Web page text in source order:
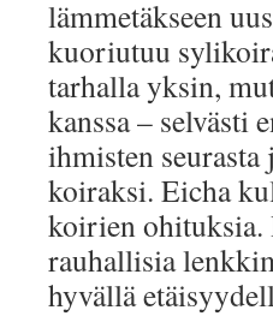
lämmetäkseen
kuoriutuu
tarhalla yksin,
kanssa – selvästi
ihmisten
koiraksi. Eicha
koirien ohituksia.
rauhallisia
hyvällä